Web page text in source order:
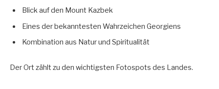
Blick auf den Mount Kazbek
Eines der bekanntesten Wahrzeichen Georgiens
Kombination aus Natur und Spiritualität
Der Ort zählt zu den wichtigsten Fotospots des Landes.